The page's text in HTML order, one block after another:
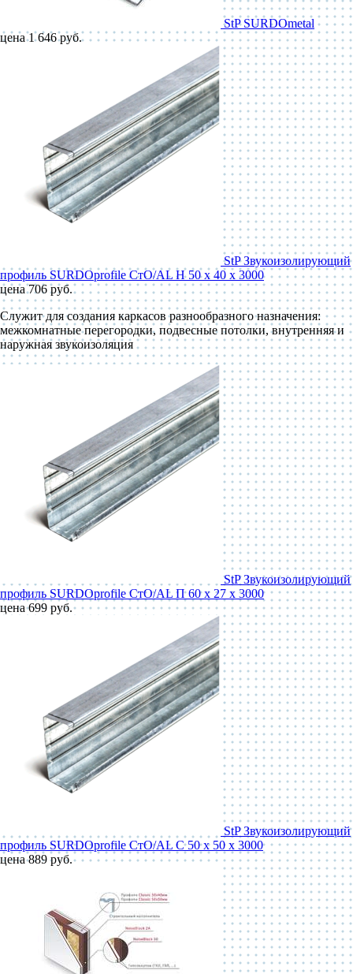
StP SURDOmetal
цена 1 646 руб.
StP Звукоизолирующий
профиль SURDOprofile СтО/AL Н 50 x 40 x 3000
цена 706 руб.
Служит для создания каркасов разнообразного назначения:
межкомнатные перегородки, подвесные потолки, внутренняя и
наружная звукоизоляция
StP Звукоизолирующий
профиль SURDOprofile СтО/AL П 60 x 27 x 3000
цена 699 руб.
StP Звукоизолирующий
профиль SURDOprofile СтО/AL С 50 x 50 x 3000
цена 889 руб.